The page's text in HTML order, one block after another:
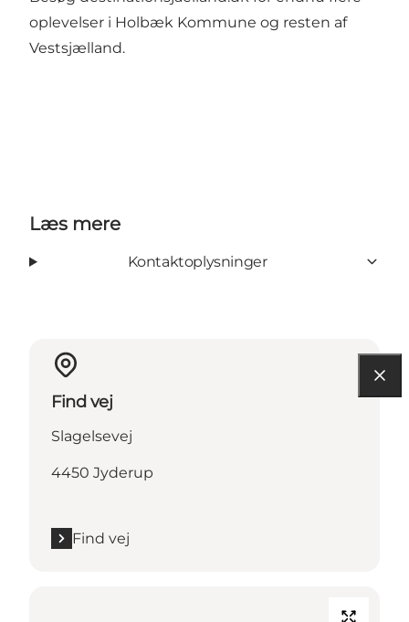
oplevelser i Holbæk Kommune og resten af
Vestsjælland.
Læs mere
Kontaktoplysninger
Find vej
Slagelsevej
4450 Jyderup
Find vej